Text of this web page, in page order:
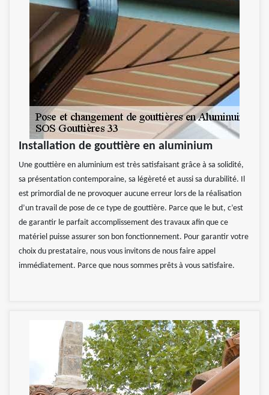
Installation de gouttière en aluminium
Une gouttière en aluminium est très satisfaisant grâce à sa solidité,
sa présentation contemporaine, sa légèreté et aussi sa durabilité. Il
est primordial de ne provoquer aucune erreur lors de la réalisation
d’un travail de pose de ce type de gouttière. Parce que le but, c’est
de garantir le parfait accomplissement des travaux afin que ce
matériel puisse assurer son bon fonctionnement. Pour garantir votre
choix du prestataire, nous vous invitons de nous faire appel
immédiatement. Parce que nous sommes prêts à vous satisfaire.